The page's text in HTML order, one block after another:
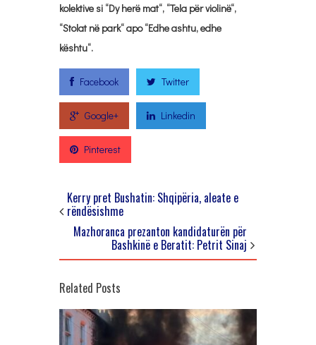
kolektive si “Dy herë mat“, “Tela për violinë“,
“Stolat në park“ apo “Edhe ashtu, edhe
kështu“.
Facebook Twitter
Google+ Linkedin
Pinterest
Kerry pret Bushatin: Shqipëria, aleate e
rëndësishme
Mazhoranca prezanton kandidaturën për
Bashkinë e Beratit: Petrit Sinaj
Related Posts